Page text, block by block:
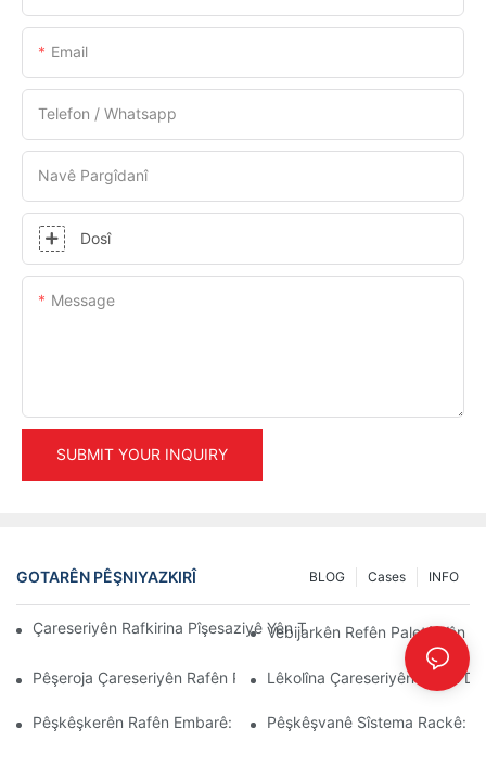
Email
Telefon / Whatsapp
Navê Pargîdanî
Dosî
Message
SUBMIT YOUR INQUIRY
GOTARÊN PÊŞNIYAZKIRÎ INFO
Cases
BLOG
Çareseriyên Rafkirina Pîşesaziyê Yên Top Ji Bo Rêvebiriya
Vebijarkên Refên Paletê Yên
Pêşeroja Çareseriyên Rafên Paletê: Trend Û Nûjenî
Lêkolîna Çareseriyên Rafên
Pêşkêşkerên Rafên Embarê: Li Çi BigerinPêşkêşvanê Sîstema Rackê: